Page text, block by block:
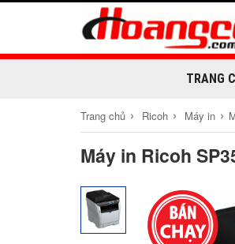
TRANG
Trang chủ › Ricoh › Máy in ›
Máy in Ricoh